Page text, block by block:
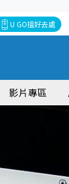
U GO搵好去處
影片專區